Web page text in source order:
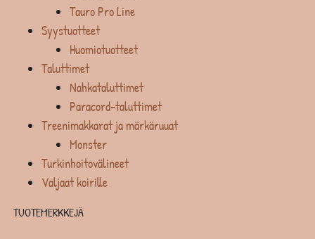
Tauro Pro Line
Syystuotteet
Huomiotuotteet
Taluttimet
Nahkataluttimet
Paracord-taluttimet
Treenimakkarat ja märkäruuat
Monster
Turkinhoitovälineet
Valjaat koirille
TUOTEMERKKEJÄ